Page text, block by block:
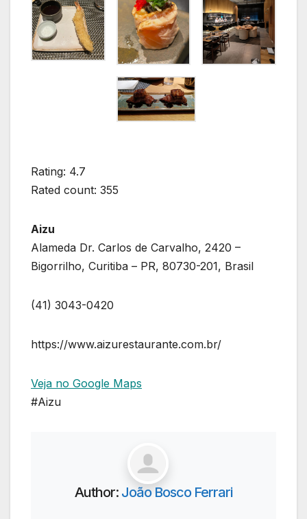
Rating: 4.7
Rated count: 355
Aizu
Alameda Dr. Carlos de Carvalho, 2420 –
Bigorrilho, Curitiba – PR, 80730-201, Brasil
(41) 3043-0420
https://www.aizurestaurante.com.br/
Veja no Google Maps
#Aizu
Author: João Bosco Ferrari